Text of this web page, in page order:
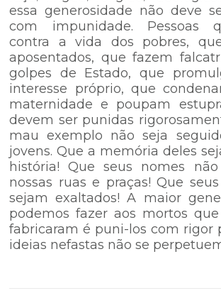
essa generosidade não deve
com impunidade. Pessoas
contra a vida dos pobres,
aposentados, que fazem
golpes de Estado, que
interesse próprio, que
maternidade e poupam
devem ser punidas
mau exemplo não seja
jovens. Que a memória deles
história! Que seus nomes
nossas ruas e praças! Que
sejam exaltados! A maior
podemos fazer aos mortos
fabricaram é puni-los com rigor
ideias nefastas não se